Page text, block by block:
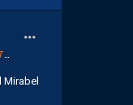
“PAR AMOUR DE LA PAILLADE”, UN NOUVEAU MAILLOT POUR LE MHSC
Mirabel